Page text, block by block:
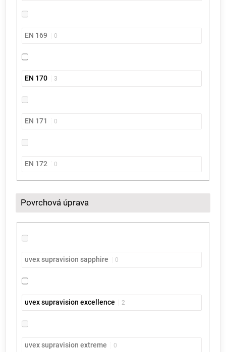
EN 169 0
EN 170 3
EN 171 0
EN 172 0
Povrchová úprava
uvex supravision sapphire 0
uvex supravision excellence 2
uvex supravision extreme 0